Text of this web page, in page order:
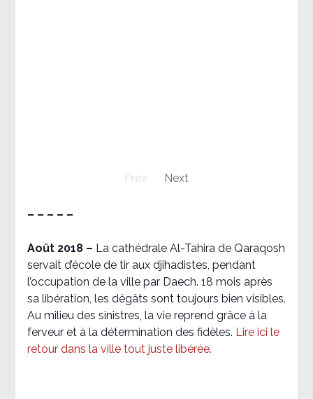
Prev Next
– – – – –
Août 2018 – La cathédrale Al-Tahira de Qaraqosh
servait d’école de tir aux djihadistes, pendant
l’occupation de la ville par Daech. 18 mois après
sa libération, les dégâts sont toujours bien visibles.
Au milieu des sinistres, la vie reprend grâce à la
ferveur et à la détermination des fidèles. Lire ici le
retour dans la ville tout juste libérée.